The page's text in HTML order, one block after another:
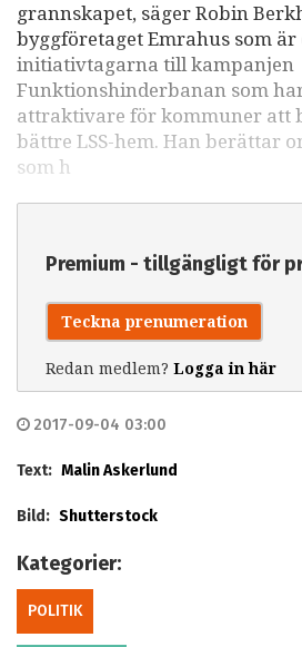
grannskapet, säger Robin
byggföretaget Emrahus som är
initiativtagarna till kampanjen
Funktionshinderbanan som
attraktivare för kommuner att
bättre LSS-hem. Han berättar
som h
Premium - tillgängligt för
Teckna prenumeration
Redan medlem? Logga in här
2017-09-04 03:00
Text: Malin Askerlund
Bild: Shutterstock
Kategorier:
POLITIK